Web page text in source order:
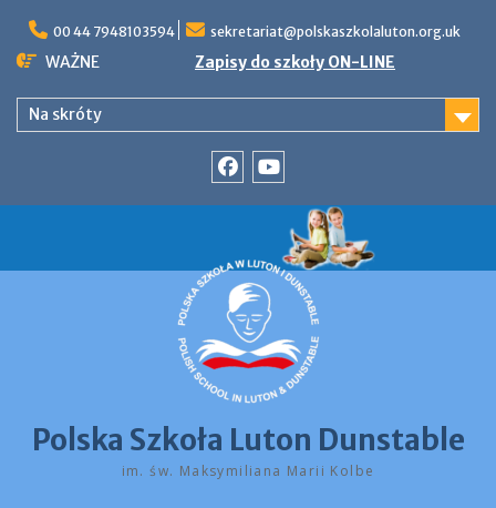
content
00 44 7948103594 sekretariat@polskaszkolaluton.org.uk
WAŻNE Zapisy do szkoły ON-LINE
Na skróty
Polska Szkoła Luton Dunstable
im. św. Maksymiliana Marii Kolbe